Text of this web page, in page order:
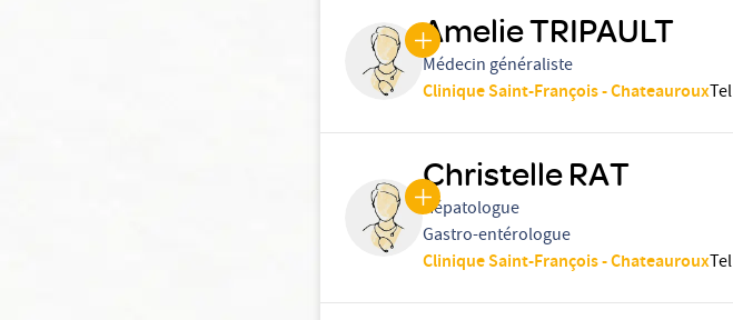
Amelie TRIPAULT
Médecin généraliste
Clinique Saint-François - ChateaurouxTel
Christelle RAT
Hépatologue
Gastro-entérologue
Clinique Saint-François - ChateaurouxTel